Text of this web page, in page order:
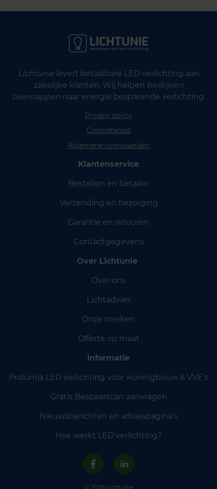
Lichtunielevert betaalbare LED verlichting aan
zakelijke klanten. Wij helpen bedrijven
overstappen naar energie besparende verlichting.
Privacy policy
Cookiebeleid
Algemene voorwaarden
Klantenservice
Bestellen en betalen
Verzending en bezorging
Garantie en retouren
Contactgegevens
Over Lichtunie
Over ons
Lichtadvies
Onze merken
Offerte op maat
Informatie
Prolumia LED verlichting voor woningbouw & VVE’s
Gratis Bespaarscan aanvragen
Nieuwsberichten en adviespagina’s
Hoe werkt LED verlichting?
© 2026 Lichtunie